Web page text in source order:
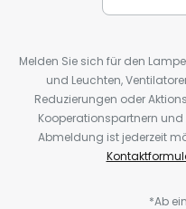
Melden Sie sich für den
und Leuchten,
Reduzierungen oder
Kooperationspartnern
Abmeldung ist jederzeit
*Ab